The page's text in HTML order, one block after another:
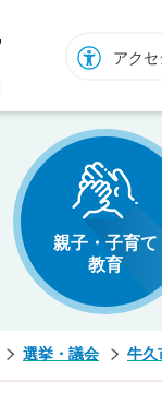
アクセ
親子・子育て
教育
選挙・議会 牛久